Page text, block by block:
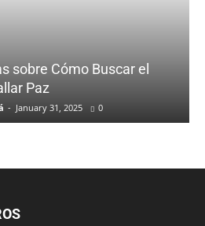
sobre Cómo Buscar el
Paz
- January 31, 2025 0